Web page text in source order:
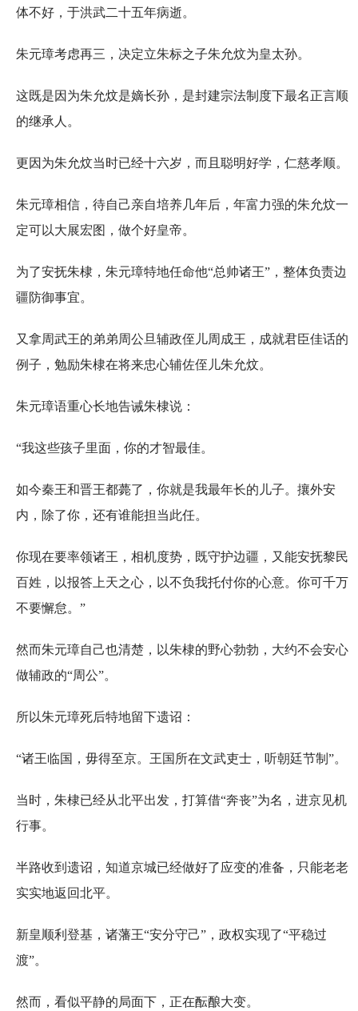
体不好，于洪武二十五年病逝。
朱元璋考虑再三，决定立朱标之子朱允炆为皇太孙。
这既是因为朱允炆是嫡长孙，是封建宗法制度下最名正言顺
的继承人。
更因为朱允炆当时已经十六岁，而且聪明好学，仁慈孝顺。
朱元璋相信，待自己亲自培养几年后，年富力强的朱允炆一
定可以大展宏图，做个好皇帝。
为了安抚朱棣，朱元璋特地任命他“总帅诸王”，整体负责边
疆防御事宜。
又拿周武王的弟弟周公旦辅政侄儿周成王，成就君臣佳话的
例子，勉励朱棣在将来忠心辅佐侄儿朱允炆。
朱元璋语重心长地告诫朱棣说：
“我这些孩子里面，你的才智最佳。
如今秦王和晋王都薨了，你就是我最年长的儿子。攘外安
内，除了你，还有谁能担当此任。
你现在要率领诸王，相机度势，既守护边疆，又能安抚黎民
百姓，以报答上天之心，以不负我托付你的心意。你可千万
不要懈怠。”
然而朱元璋自己也清楚，以朱棣的野心勃勃，大约不会安心
做辅政的“周公”。
所以朱元璋死后特地留下遗诏：
“诸王临国，毋得至京。王国所在文武吏士，听朝廷节制”。
当时，朱棣已经从北平出发，打算借“奔丧”为名，进京见机
行事。
半路收到遗诏，知道京城已经做好了应变的准备，只能老老
实实地返回北平。
新皇顺利登基，诸藩王“安分守己”，政权实现了“平稳过
渡”。
然而，看似平静的局面下，正在酝酿大变。